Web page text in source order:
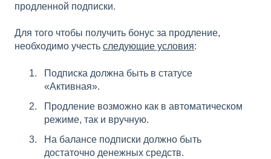
продленной подписки.
Для того чтобы получить бонус за продление,
необходимо учесть следующие условия:
Подписка должна быть в статусе
«Активная».
Продление возможно как в автоматическом
режиме, так и вручную.
На балансе подписки должно быть
достаточно денежных средств.